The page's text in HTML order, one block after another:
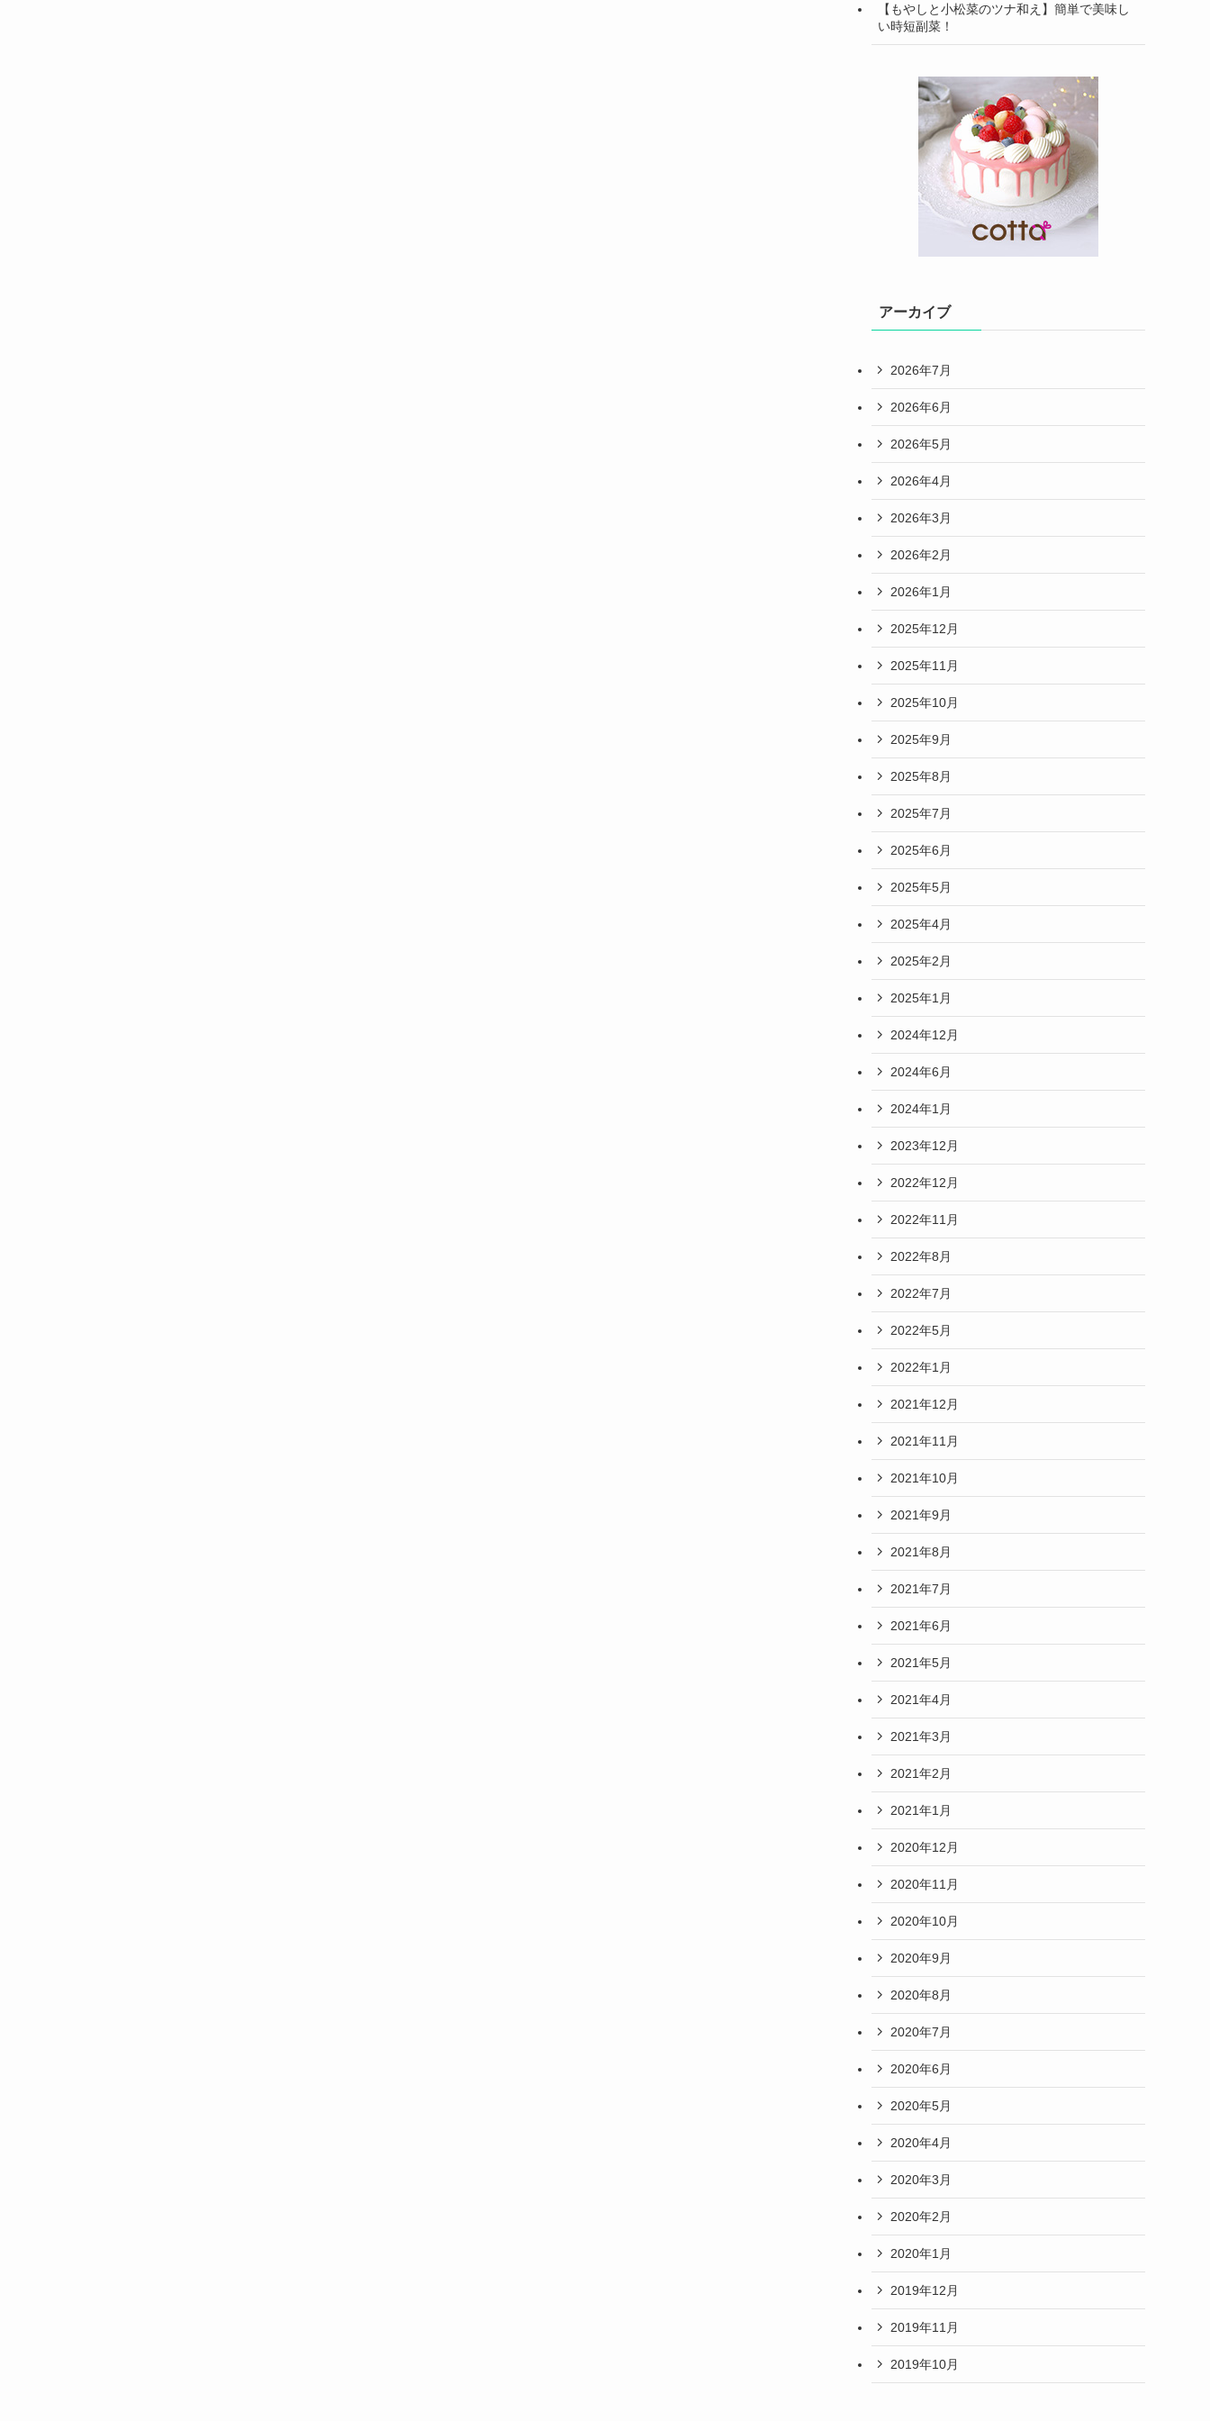
【もやしと小松菜のツナ和え】簡単で美味し
い時短副菜！
アーカイブ
2026年7月
2026年6月
2026年5月
2026年4月
2026年3月
2026年2月
2026年1月
2025年12月
2025年11月
2025年10月
2025年9月
2025年8月
2025年7月
2025年6月
2025年5月
2025年4月
2025年2月
2025年1月
2024年12月
2024年6月
2024年1月
2023年12月
2022年12月
2022年11月
2022年8月
2022年7月
2022年5月
2022年1月
2021年12月
2021年11月
2021年10月
2021年9月
2021年8月
2021年7月
2021年6月
2021年5月
2021年4月
2021年3月
2021年2月
2021年1月
2020年12月
2020年11月
2020年10月
2020年9月
2020年8月
2020年7月
2020年6月
2020年5月
2020年4月
2020年3月
2020年2月
2020年1月
2019年12月
2019年11月
2019年10月